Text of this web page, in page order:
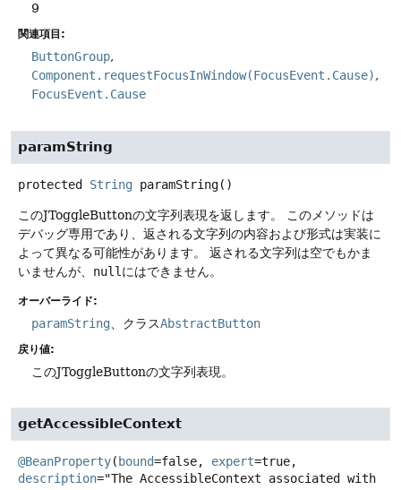
9
関連項目:
ButtonGroup
Component.requestFocusInWindow(FocusEvent.Cause)
FocusEvent.Cause
paramString
protected String paramString()
このJToggleButtonの文字列表現を返します。
このメソッドは
デバッグ専用であり、返される文字列の内容および形式は実装に
よって異なる可能性があります。
返される文字列は空でもかま
いませんが、 null にはできません。
オーバーライド:
paramString 、クラスAbstractButton
戻り値:
このJToggleButtonの文字列表現。
getAccessibleContext
@BeanProperty( bound=false, expert
description="The AccessibleContext associated with